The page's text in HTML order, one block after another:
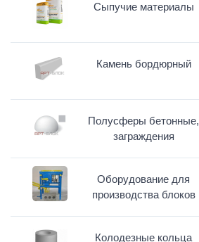
Сыпучие материалы
Камень бордюрный
Полусферы бетонные,
заграждения
Оборудование для
производства блоков
Колодезные кольца